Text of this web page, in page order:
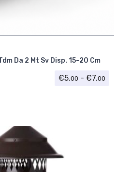
Da 2 Mt Sv Disp. 15-20 Cm
€5.00 - €7.00